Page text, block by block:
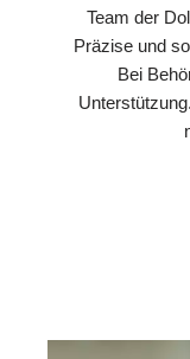
Team der
Präzise und
Bei